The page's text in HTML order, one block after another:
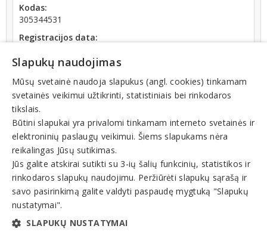
Kodas:
305344531
Registracijos data:
Apyvarta:
115 211 €, pelnas po mokesčių 15,3 % (2022 m.)
Skola Sodrai:
2643.74
Veiklos sritys
Kita veikla
Slapukų naudojimas
Mūsų svetainė naudoja slapukus (angl. cookies) tinkamam
svetainės veikimui užtikrinti, statistiniais bei rinkodaros
tikslais.
Būtini slapukai yra privalomi tinkamam interneto svetainės ir
elektroninių paslaugų veikimui. Šiems slapukams nėra
reikalingas Jūsų sutikimas.
Jūs galite atskirai sutikti su 3-ių šalių funkcinių, statistikos ir
rinkodaros slapukų naudojimu. Peržiūrėti slapukų sąrašą ir
savo pasirinkimą galite valdyti paspaudę mygtuką "Slapukų
nustatymai".
SLAPUKŲ NUSTATYMAI